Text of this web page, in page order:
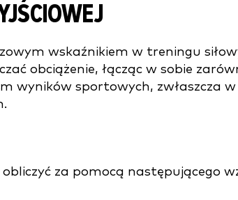
wskaźnikiem w treningu
obciążenie, łącząc w sobie
wyników sportowych, zwłaszcza
za pomocą następującego